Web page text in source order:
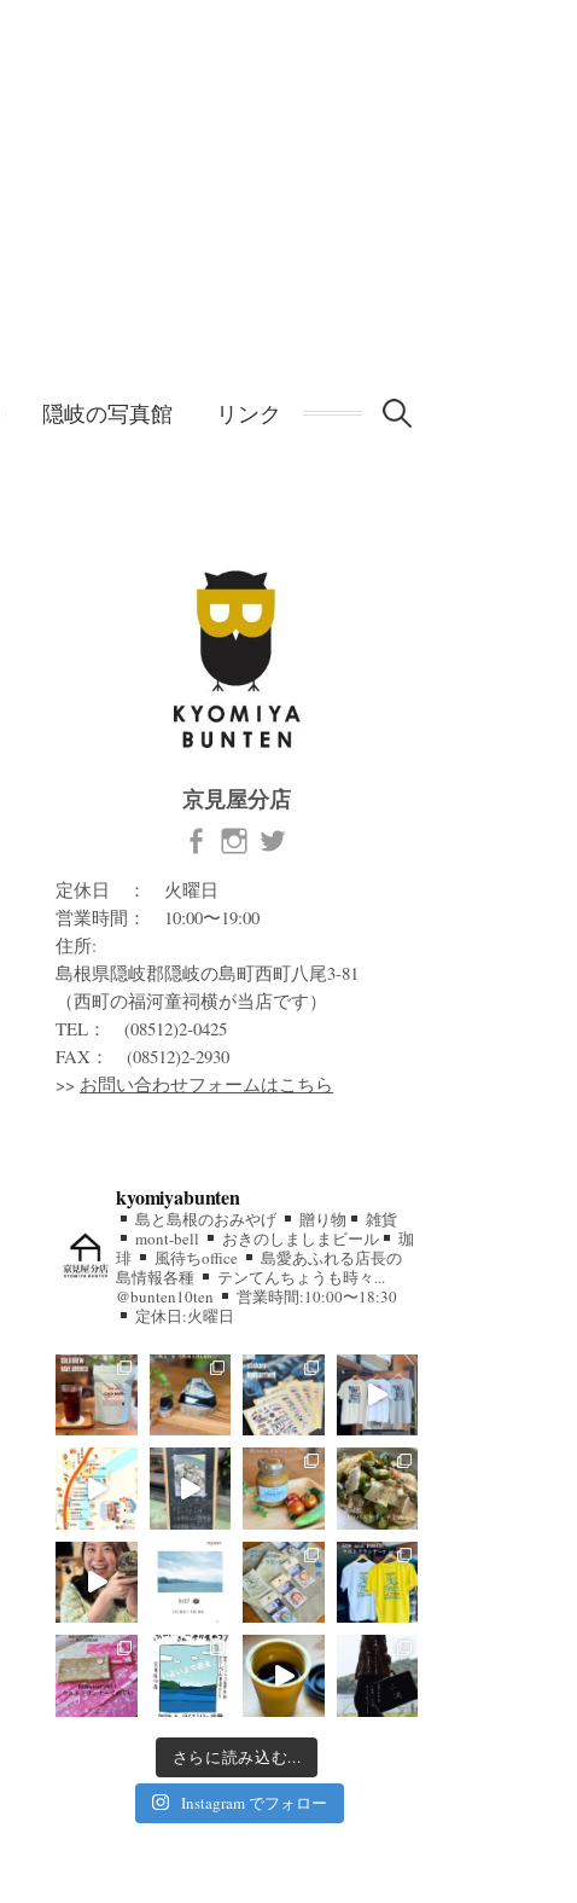
隠岐の写真館 リンク 検
京見屋分店
定休日 ： 火曜日
営業時間： 10:00〜19:00
住所:
島根県隠岐郡隠岐の島町西町八尾3-81
（西町の福河童祠横が当店です）
TEL： (08512)2-0425
FAX： (08512)2-2930
>> お問い合わせフォームはこちら
kyomiyabunten
島と島根のおみやげ 贈り物
雑貨
mont-bell
おきのしましまビール
珈
琲
風待ちoffice
島愛あふれる店長の
島情報各種
テンてんちょうも時々...
@bunten10ten
営業時間:10:00〜18:30
定休日:火曜日
さらに読み込む...
Instagram でフォロー